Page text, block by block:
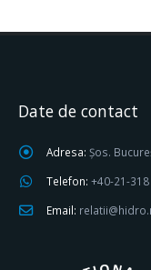
Date de contact
Adresa: Șos.
Telefon: +40-21-
Email: